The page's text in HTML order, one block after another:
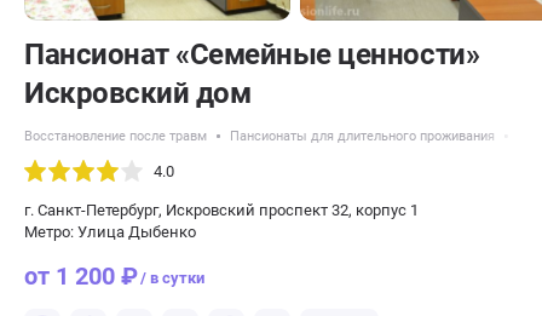
Пансионат «Семейные ценности»
Искровский дом
Восстановление после травм Пансионаты для длительного проживания
4.0
г. Санкт-Петербург, Искровский проспект 32, корпус 1
Метро: Улица Дыбенко
от 1 200 ₽/ в сутки